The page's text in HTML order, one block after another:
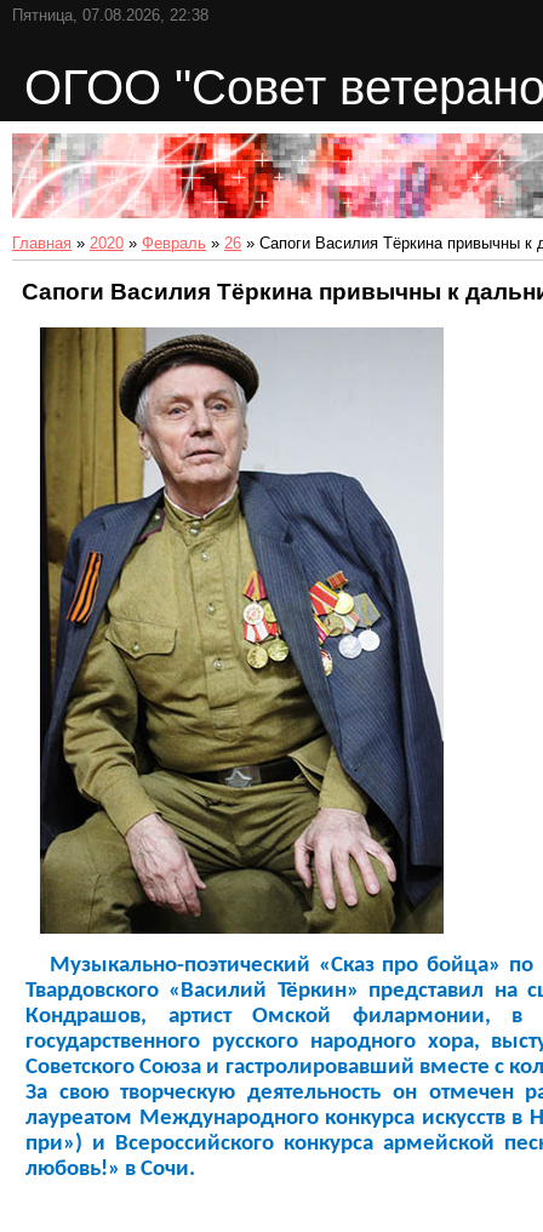
Пятница, 07.08.2026, 22:38
ОГОО "Совет
Главная » 2020 » Февраль » 26 » Сапоги Василия Тёркина привычны к
Сапоги Василия Тёркина привычны к
Музыкально-поэтический «Сказ про бойца»
Твардовского «Василий Тёркин» представил
Кондрашов, артист Омской филармонии, в
государственного русского народного хора,
Советского Союза и гастролировавший вместе с
За свою творческую деятельность он отмечен
лауреатом Международного конкурса искусств в
при») и Всероссийского конкурса армейской
любовь!» в Сочи.